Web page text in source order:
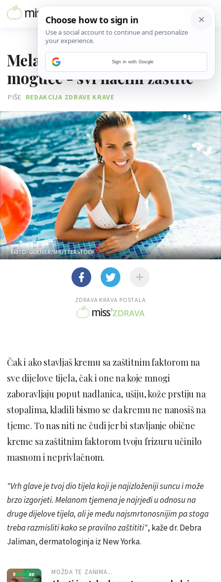
Melanom tjemena, da i to je
moguće - svi načini zaštite
PIŠE REDAKCIJA ZDRAVE KRAVE
FOTO: GULIVER/SHUTTERSTOCK
ZDRAVA KRAVA POSTALA
Čak i ako stavljaš kremu sa zaštitnim faktorom na
sve dijelove tijela, čak i one na koje mnogi
zaboravljaju poput nadlanica, ušiju, kože prstiju na
stopalima, kladili bismo se da kremu ne nanosiš na
tjeme. To nas niti ne čudi jer bi stavljanje obične
kreme sa zaštitnim faktorom tvoju frizuru učinilo
masnom i neprivlačnom.
"Vrh glave je tvoj dio tijela koji je najizloženiji suncu i može
brzo izgorjeti. Melanom tjemena je najrjeđi u odnosu na
druge dijelove tijela, ali je među najsmrtonosnijim pa stoga
treba razmisliti kako se pravilno zaštititi", kaže dr. Debra
Jaliman, dermatologinja iz New Yorka.
MOŽDA TE ZANIMA...
Sign in with Google